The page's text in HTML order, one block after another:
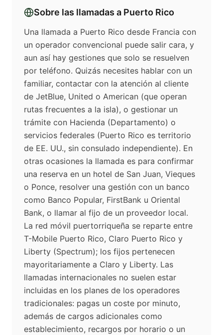
Sobre las llamadas a Puerto Rico
Una llamada a Puerto Rico desde Francia con
un operador convencional puede salir cara, y
aun así hay gestiones que solo se resuelven
por teléfono. Quizás necesites hablar con un
familiar, contactar con la atención al cliente
de JetBlue, United o American (que operan
rutas frecuentes a la isla), o gestionar un
trámite con Hacienda (Departamento) o
servicios federales (Puerto Rico es territorio
de EE. UU., sin consulado independiente). En
otras ocasiones la llamada es para confirmar
una reserva en un hotel de San Juan, Vieques
o Ponce, resolver una gestión con un banco
como Banco Popular, FirstBank u Oriental
Bank, o llamar al fijo de un proveedor local.
La red móvil puertorriqueña se reparte entre
T-Mobile Puerto Rico, Claro Puerto Rico y
Liberty (Spectrum); los fijos pertenecen
mayoritariamente a Claro y Liberty. Las
llamadas internacionales no suelen estar
incluidas en los planes de los operadores
tradicionales: pagas un coste por minuto,
además de cargos adicionales como
establecimiento, recargos por horario o un